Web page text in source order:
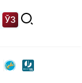
ЎЗ